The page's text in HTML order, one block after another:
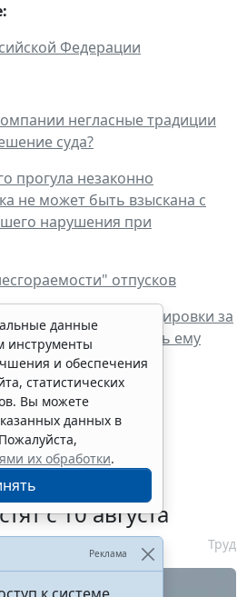
Федерации
негласные традиции
суда?
прогула незаконно
не может быть взыскана с
нарушения при
отпусков
из командировки за
времени, выплачивать ему
патентов за
с 10 августа
Труд
данные
инструменты
и обеспечения
статистических
Вы можете
данных в
их обработки.
Реклама